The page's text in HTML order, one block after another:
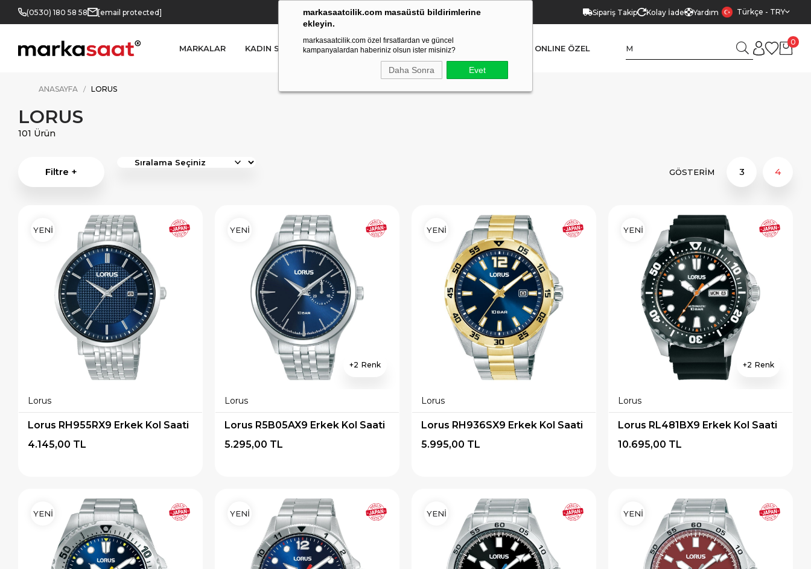
markasaatcilik.com masaüstü bildirimlerine
ekleyin.
markasaatcilik.com özel fırsatlardan ve güncel
kampanyalardan haberiniz olsun ister misiniz?
Daha Sonra Evet
(0530) 180 58 58 [email protected] YETKİLİ SATICI(Ücretsiz Kargo Ve İade) Sipariş Takip Kolay İade Yardım Türkçe - TRY
MARKALAR KADIN SAAT ERKEK SAAT AKILLI SAAT ONLINE ÖZEL
0
ANASAYFA LORUS
LORUS
101 Ürün
Filtre +
Lorus
Lorus RH955RX9 Erkek Kol Saati
4.145,00 TL
YENİ
2
Lorus
Lorus R5B05AX9 Erkek Kol Saati
5.295,00 TL
YENİ
Lorus
Lorus RH936SX9 Erkek Kol Saati
5.995,00 TL
YENİ
2
Lorus
Lorus RL481BX9 Erkek Kol Saati
10.695,00 TL
YENİ
YENİ YENİ YENİ YENİ